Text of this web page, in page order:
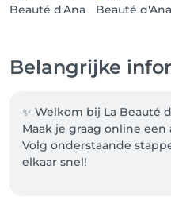
Belangrijke
✨ Welkom bij La Beauté
Maak je graag online een
Volg onderstaande
elkaar snel!